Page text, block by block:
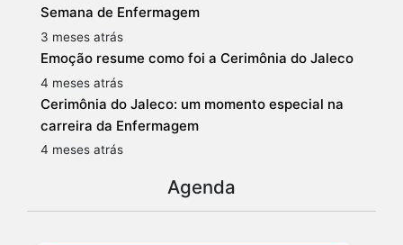
Semana de Enfermagem
3 meses atrás
Emoção resume como foi a Cerimônia do Jaleco
4 meses atrás
Cerimônia do Jaleco: um momento especial na
carreira da Enfermagem
4 meses atrás
Agenda